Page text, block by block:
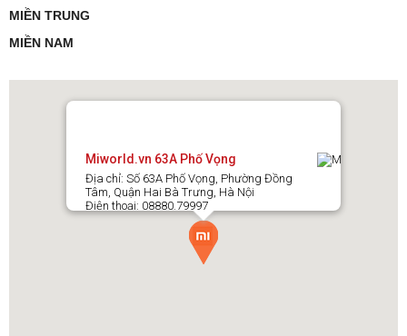
MIỀN TRUNG
MIỀN NAM
Miworld.vn 63A Phố Vọng
Địa chỉ: Số 63A Phố Vọng, Phường Đồng
Tâm, Quận Hai Bà Trưng, Hà Nội
Điện thoại: 08880.79997